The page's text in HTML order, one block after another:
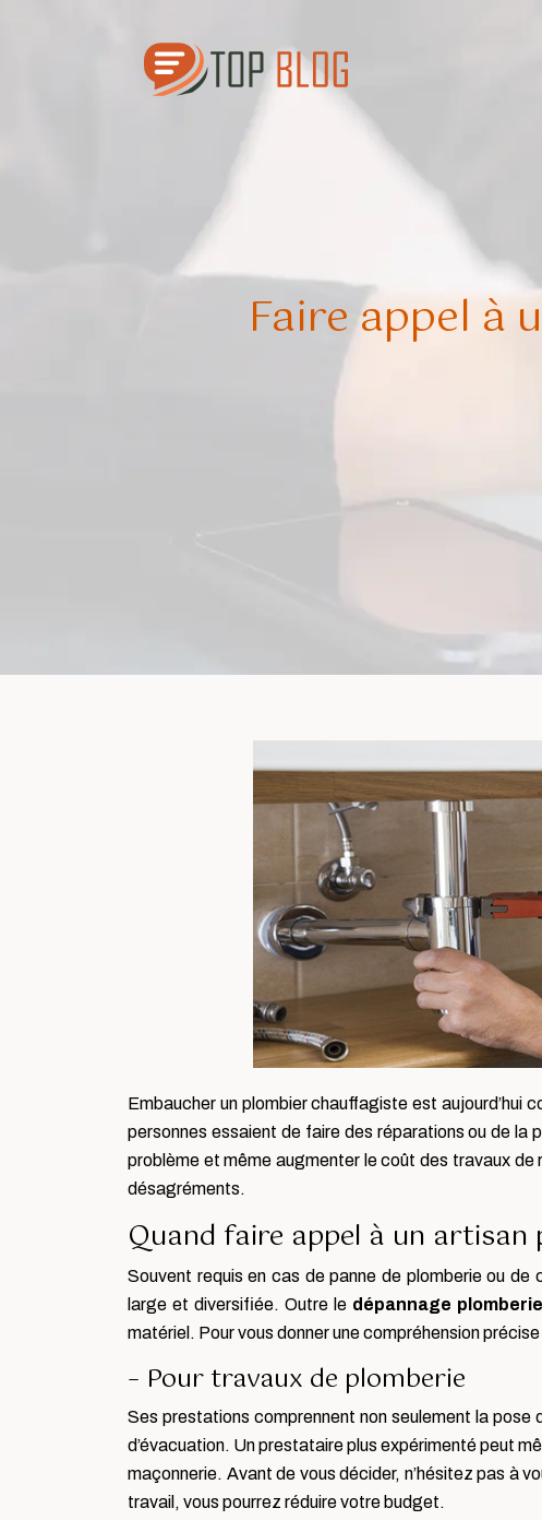
Faire appel à
Embaucher un plombier chauffagiste est aujourd’hui
personnes essaient de faire des réparations ou de la
problème et même augmenter le coût des travaux
désagréments.
Quand faire appel à un artisan
Souvent requis en cas de panne de plomberie ou
large et diversifiée. Outre le dépannage
matériel. Pour vous donner une compréhension
– Pour travaux de plomberie
Ses prestations comprennent non seulement la
d’évacuation. Un prestataire plus expérimenté peut
maçonnerie. Avant de vous décider, n’hésitez pas à
travail, vous pourrez réduire votre budget.